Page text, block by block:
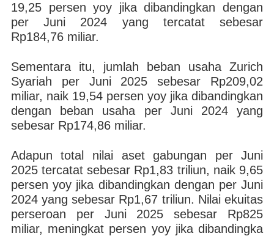
19,25 persen yoy jika dibandingkan dengan
per Juni 2024 yang tercatat sebesar
Rp184,76 miliar.
Sementara itu, jumlah beban usaha Zurich
Syariah per Juni 2025 sebesar Rp209,02
miliar, naik 19,54 persen yoy jika dibandingkan
dengan beban usaha per Juni 2024 yang
sebesar Rp174,86 miliar.
Adapun total nilai aset gabungan per Juni
2025 tercatat sebesar Rp1,83 triliun, naik 9,65
persen yoy jika dibandingkan dengan per Juni
2024 yang sebesar Rp1,67 triliun. Nilai ekuitas
perseroan per Juni 2025 sebesar Rp825
miliar, meningkat persen yoy jika dibandingka